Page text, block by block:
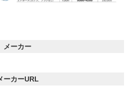
メーカー
ーカーURL